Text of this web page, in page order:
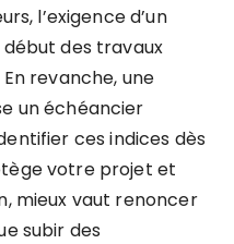
l’exigence d’un
des travaux
revanche, une
un échéancier
ces indices dès
votre projet et
mieux vaut renoncer
subir des